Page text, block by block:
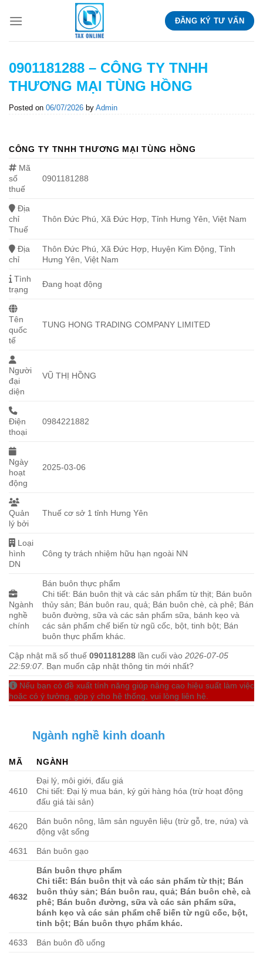
ĐĂNG KÝ TƯ VẤN
0901181288 – CÔNG TY TNHH
THƯƠNG MẠI TÙNG HỒNG
Posted on 06/07/2026 by Admin
CÔNG TY TNHH THƯƠNG MẠI TÙNG HỒNG
Mã
số
thuế
0901181288
Địa
chỉ
Thuế
Thôn Đức Phú, Xã Đức Hợp, Tỉnh Hưng Yên, Việt Nam
Địa
chỉ
Thôn Đức Phú, Xã Đức Hợp, Huyện Kim Động, Tỉnh
Hưng Yên, Việt Nam
Tình
trạng
Đang hoạt động
Tên
quốc
tế
TUNG HONG TRADING COMPANY LIMITED
Người
đại
diện
VŨ THỊ HỒNG
Điện
thoại
0984221882
Ngày
hoạt
động
2025-03-06
Quản
lý bởi
Thuế cơ sở 1 tỉnh Hưng Yên
Loại
hình
DN
Công ty trách nhiệm hữu hạn ngoài NN
Ngành
nghề
chính
Bán buôn thực phẩm
Chi tiết: Bán buôn thịt và các sản phẩm từ thịt; Bán buôn
thủy sản; Bán buôn rau, quả; Bán buôn chè, cà phê; Bán
buôn đường, sữa và các sản phẩm sữa, bánh kẹo và
các sản phẩm chế biến từ ngũ cốc, bột, tinh bột; Bán
buôn thực phẩm khác.
Cập nhật mã số thuế 0901181288 lần cuối vào 2026-07-05
22:59:07 . Bạn muốn cập nhật thông tin mới nhất?
Nếu bạn có đề xuất tính năng giúp nâng cao hiệu suất làm việc
hoặc có ý tưởng, góp ý cho hệ thống, vui lòng liên hệ.
Ngành nghề kinh doanh
MÃ NGÀNH
4610
Đại lý, môi giới, đấu giá
Chi tiết: Đại lý mua bán, ký gửi hàng hóa (trừ hoạt động
đấu giá tài sản)
4620
Bán buôn nông, lâm sản nguyên liệu (trừ gỗ, tre, nứa) và
động vật sống
4631 Bán buôn gạo
4632
Bán buôn thực phẩm
Chi tiết: Bán buôn thịt và các sản phẩm từ thịt; Bán
buôn thủy sản; Bán buôn rau, quả; Bán buôn chè, cà
phê; Bán buôn đường, sữa và các sản phẩm sữa,
bánh kẹo và các sản phẩm chế biến từ ngũ cốc, bột,
tinh bột; Bán buôn thực phẩm khác.
4633 Bán buôn đồ uống